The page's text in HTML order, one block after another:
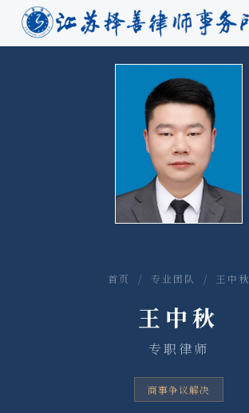
首页 / 专业团队 / 王中秋
王中秋
专职律师
商事争议解决